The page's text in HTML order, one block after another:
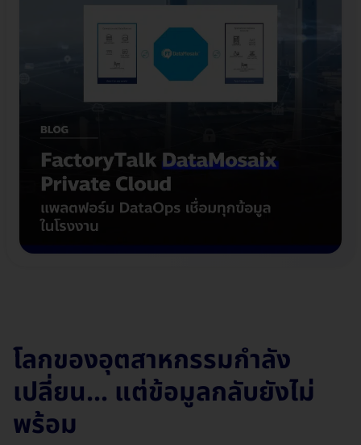
โลกของอุตสาหกรรมกำลัง
เปลี่ยน... แต่ข้อมูลกลับยังไม่
พร้อม